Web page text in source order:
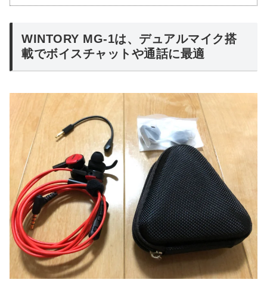
WINTORY MG-1は、デュアルマイク搭
載でボイスチャットや通話に最適